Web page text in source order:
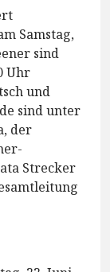
Samstag,
sind
Uhr
und
sind unter
der
Strecker